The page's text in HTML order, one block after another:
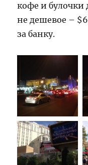
кофе и булочки
не дешевое –
за банку.